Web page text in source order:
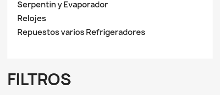
Serpentin y Evaporador
Relojes
Repuestos varios Refrigeradores
FILTROS